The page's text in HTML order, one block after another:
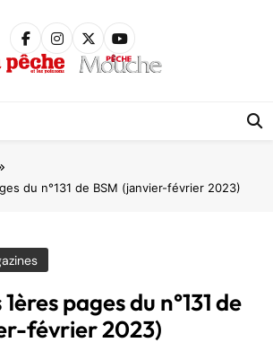
du n°131 de BSM (janvier-février 2023)
pages du n°131 de
février 2023)